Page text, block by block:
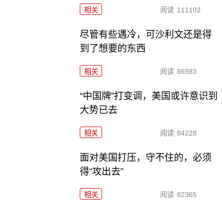
相关 阅读 111102
尽管有些遇冷，可沙利文还是得
到了想要的东西
相关 阅读 86983
“中国牌”打变调，美国或许意识到
大势已去
相关 阅读 84228
面对美国打压，守不住的，必须
得“攻出去”
相关 阅读 82365